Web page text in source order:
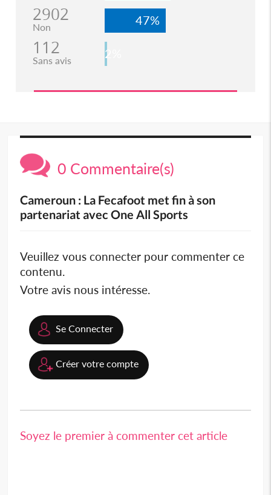
2902
Non 47%
112
Sans avis 2%
0 Commentaire(s)
Cameroun : La Fecafoot met fin à son
partenariat avec One All Sports
Veuillez vous connecter pour commenter ce
contenu.
Votre avis nous intéresse.
Se Connecter
Créer votre compte
Soyez le premier à commenter cet article